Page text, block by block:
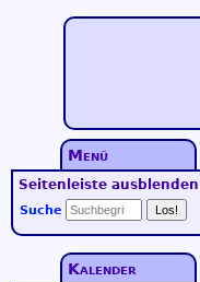
Suche
Menü
Seitenleiste ausblenden
Kalender